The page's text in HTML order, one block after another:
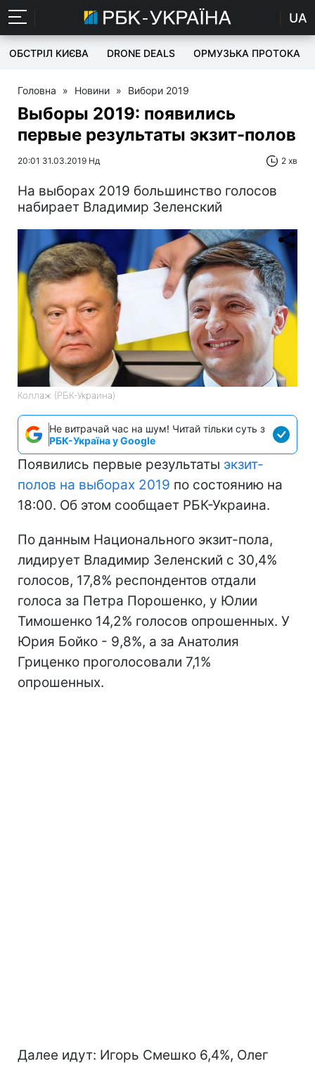
UA
ОБСТРІЛ КИЄВА DRONE DEALS ОРМУЗЬКА ПРОТОКА
Головна » Новини » Вибори 2019
Выборы 2019: появились
первые результаты экзит-полов
20:01 31.03.2019 Нд 2 хв
На выборах 2019 большинство голосов
набирает Владимир Зеленский
Коллаж (РБК-Украина)
Не витрачай час на шум! Читай тільки суть з
РБК-Україна у Google
Появились первые результаты экзит-
полов на выборах 2019 по состоянию на
18:00. Об этом сообщает РБК-Украина.
По данным Национального экзит-пола,
лидирует Владимир Зеленский с 30,4%
голосов, 17,8% респондентов отдали
голоса за Петра Порошенко, у Юлии
Тимошенко 14,2% голосов опрошенных. У
Юрия Бойко - 9,8%, а за Анатолия
Гриценко проголосовали 7,1%
опрошенных.
Далее идут: Игорь Смешко 6,4%, Олег